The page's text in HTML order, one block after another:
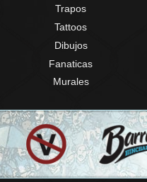
Trapos
Tattoos
Dibujos
Fanaticas
Murales